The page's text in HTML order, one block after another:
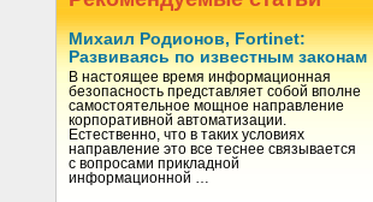
Михаил Родионов, Fortinet:
Развиваясь по известным законам
В настоящее время информационная
безопасность представляет собой вполне
самостоятельное мощное направление
корпоративной автоматизации.
Естественно, что в таких условиях
направление это все теснее связывается
с вопросами прикладной
информационной …